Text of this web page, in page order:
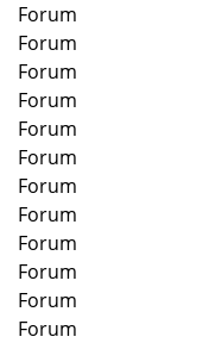
Forum
Forum
Forum
Forum
Forum
Forum
Forum
Forum
Forum
Forum
Forum
Forum